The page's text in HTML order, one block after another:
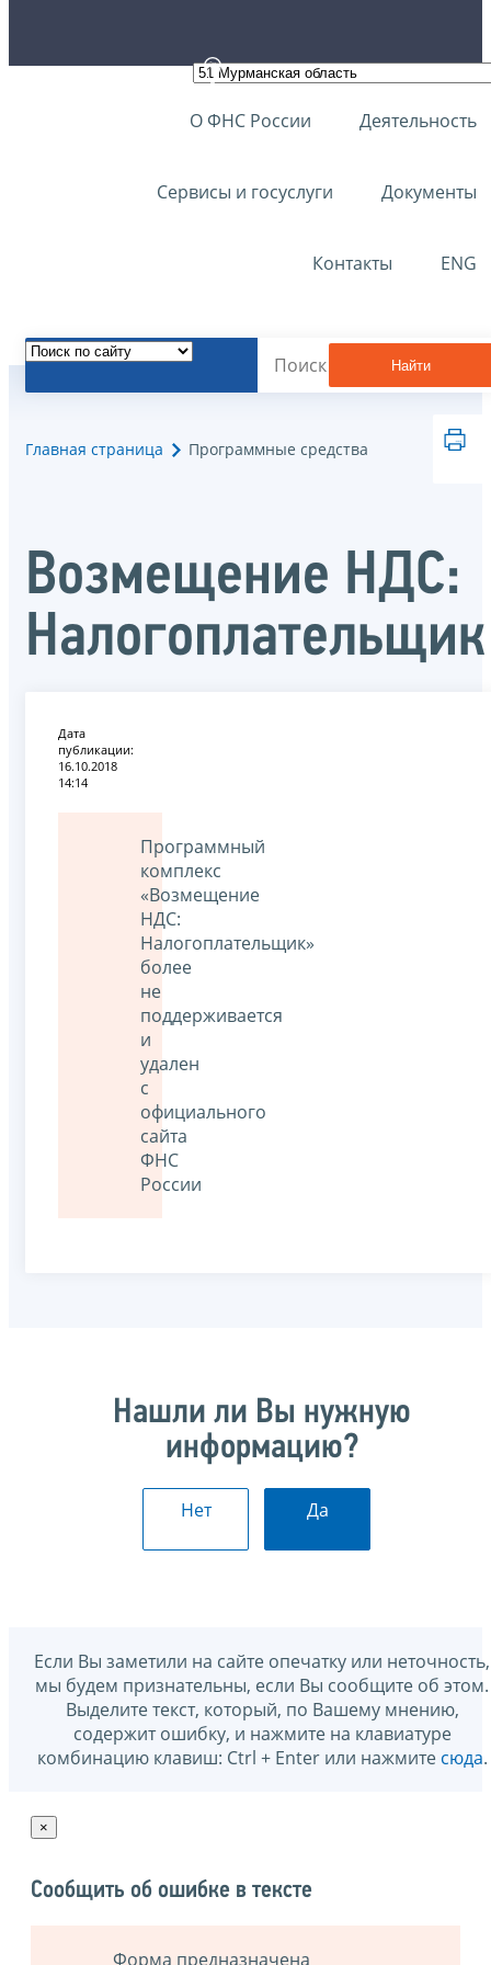
О ФНС России Деятельность
Сервисы и госуслуги Документы
Контакты ENG
Найти
Главная страница Программные средства
Возмещение НДС:
Налогоплательщик
Дата
публикации:
16.10.2018
14:14
Программный
комплекс
«Возмещение
НДС:
Налогоплательщик»
более
не
поддерживается
и
удален
с
официального
сайта
ФНС
России
Нашли ли Вы нужную
информацию?
Нет Да
Если Вы заметили на сайте опечатку или неточность,
мы будем признательны, если Вы сообщите об этом.
Выделите текст, который, по Вашему мнению,
содержит ошибку, и нажмите на клавиатуре
комбинацию клавиш: Ctrl + Enter или нажмите сюда.
×
Сообщить об ошибке в тексте
Форма предназначена